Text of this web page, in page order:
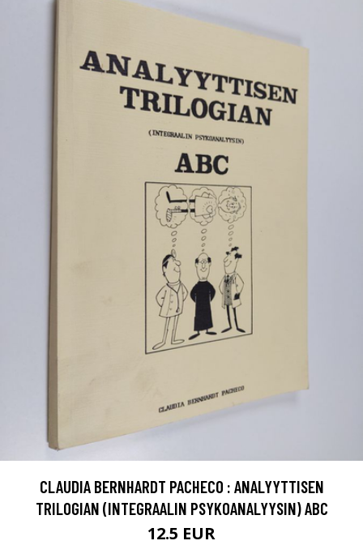
CLAUDIA BERNHARDT PACHECO : ANALYYTTISEN
TRILOGIAN (INTEGRAALIN PSYKOANALYYSIN) ABC
12.5 EUR